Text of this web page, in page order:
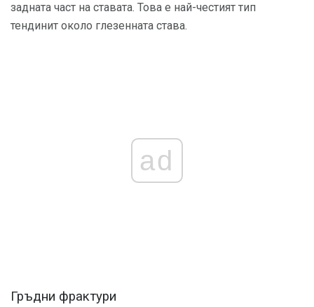
задната част на ставата. Това е най-честият тип
тендинит около глезенната става.
ad
Гръдни фрактури